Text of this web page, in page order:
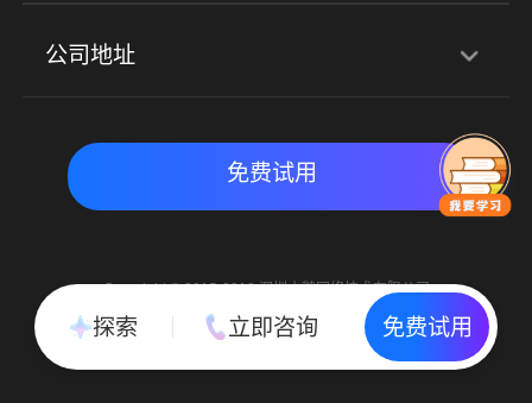
实时私域带货 数字化运营
公司地址
北京地址：北京市朝阳区朝外大街乙6号23层
免费试用
Copyright © 2015-2018 深圳小鹅网络技术有限公司
All Rights Reserved. 粤ICP备15020529号
粤公网安备 44030502002037号
探索 立即咨询 免费试用